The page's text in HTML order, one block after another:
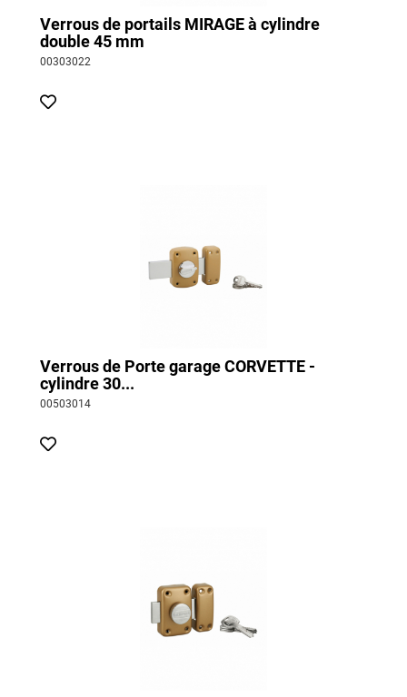
Verrous de portails MIRAGE à cylindre
double 45 mm
00303022
Verrous de Porte garage CORVETTE -
cylindre 30...
00503014